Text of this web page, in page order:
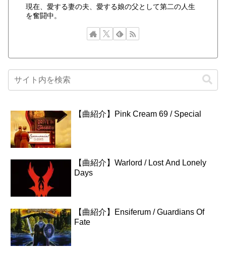
現在、愛する妻の夫、愛する娘の父として第二の人生
を奮闘中。
【曲紹介】Pink Cream 69 / Special
【曲紹介】Warlord / Lost And Lonely
Days
【曲紹介】Ensiferum / Guardians Of
Fate